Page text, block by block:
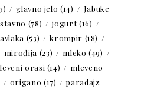
glavno jelo (14)
Jabuke
(78) jogurt(16)
(53) krompir (18)
mirođija (23) mleko (49)
orasi (14)
mleveno
origano (17)
paradajz